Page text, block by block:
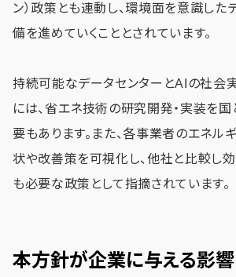
ン）政策とも連動し、環境面を意識した
備を進めていくこととされています。
持続可能なデータセンターとAIの社会
には、省エネ技術の研究開発・実装を国
要もあります。また、各事業者のエネル
状や改善策を可視化し、他社と比較し
も必要な政策として指摘されています。
本方針が企業に与える影響